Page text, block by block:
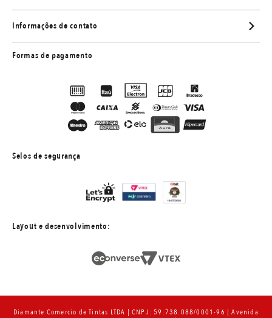
Informações de contato
Formas de pagamento
Selos de segurança
Layout e desenvolvimento:
Diamante Comercio de Tintas LTDA | CNPJ: 59.738.088/0001-96 | Avenida